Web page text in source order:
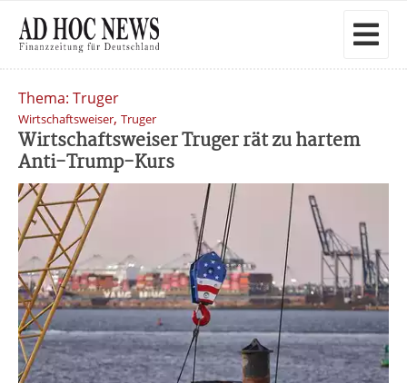
Thema: Truger
Wirtschaftsweiser, Truger
Wirtschaftsweiser Truger rät zu hartem
Anti-Trump-Kurs